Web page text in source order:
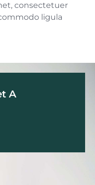
consectetuer
ligula
A